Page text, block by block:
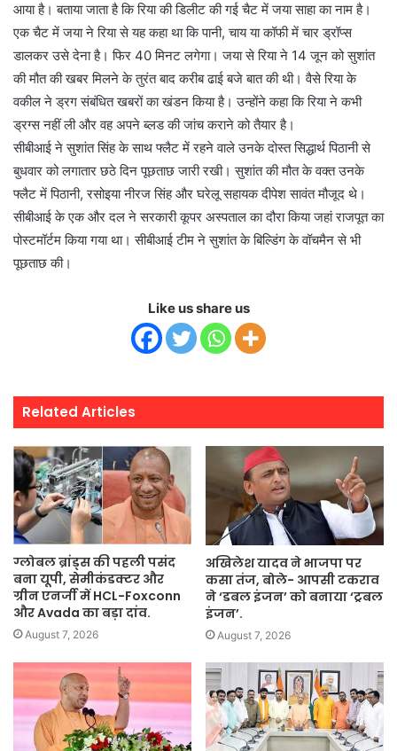
आया है। बताया जाता है कि रिया की डिलीट की गई चैट में जया साहा का नाम है।
एक चैट में जया ने रिया से यह कहा था कि पानी, चाय या कॉफी में चार ड्रॉप्स
डालकर उसे देना है। फिर 40 मिनट लगेगा। जया से रिया ने 14 जून को सुशांत
की मौत की खबर मिलने के तुरंत बाद करीब ढाई बजे बात की थी। वैसे रिया के
वकील ने ड्रग संबंधित खबरों का खंडन किया है। उन्होंने कहा कि रिया ने कभी
ड्रग्स नहीं ली और वह अपने ब्लड की जांच कराने को तैयार है।
सीबीआई ने सुशांत सिंह के साथ फ्लैट में रहने वाले उनके दोस्त सिद्धार्थ पिठानी से
बुधवार को लगातार छठे दिन पूछताछ जारी रखी। सुशांत की मौत के वक्त उनके
फ्लैट में पिठानी, रसोइया नीरज सिंह और घरेलू सहायक दीपेश सावंत मौजूद थे।
सीबीआई के एक और दल ने सरकारी कूपर अस्पताल का दौरा किया जहां राजपूत का
पोस्टमॉर्टम किया गया था। सीबीआई टीम ने सुशांत के बिल्डिंग के वॉचमैन से भी
पूछताछ की।
Like us share us
Related Articles
ग्लोबल ब्रांड्स की पहली पसंद
बना यूपी, सेमीकंडक्टर और
ग्रीन एनर्जी में HCL-Foxconn
और Avada का बड़ा दांव.
August 7, 2026
अखिलेश यादव ने भाजपा पर
कसा तंज, बोले- आपसी टकराव
ने ‘डबल इंजन’ को बनाया ‘ट्रबल
इंजन’.
August 7, 2026